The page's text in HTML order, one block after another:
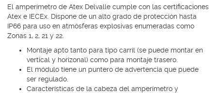
El amperímetro de Atex Delvalle cumple con las certificaciones
Atex e IECEx. Dispone de un alto grado de protección hasta
IP66 para uso en atmósferas explosivas enumeradas como
Zonas 1, 2, 21 y 22.
Montaje apto tanto para tipo carril (se puede montar en
vertical y horizonal) como para montaje trasero.
El módulo tiene un puntero de advertencia que puede
ser regulado.
Características de la cabeza del amperímetro y